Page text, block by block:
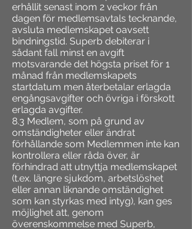
erhållit senast inom 2 veckor från
dagen för medlemsavtals tecknande,
avsluta medlemskapet oavsett
bindningstid. Superb debiterar i
sådant fall minst en avgift
motsvarande det högsta priset för 1
månad från medlemskapets
startdatum men återbetalar erlagda
engångsavgifter och övriga i förskott
erlagda avgifter.
8.3 Medlem, som på grund av
omständigheter eller ändrat
förhållande som Medlemmen inte kan
kontrollera eller råda över, är
förhindrad att utnyttja medlemskapet
(t.ex. längre sjukdom, arbetslöshet
eller annan liknande omständighet
som kan styrkas med intyg), kan ges
möjlighet att, genom
överenskommelse med Superb,